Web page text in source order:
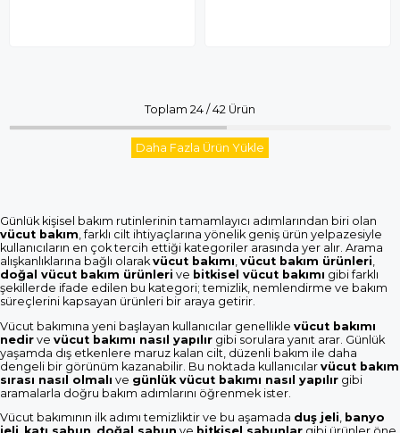
Toplam 24 / 42 Ürün
Daha Fazla Ürün Yükle
Günlük kişisel bakım rutinlerinin tamamlayıcı adımlarından biri olan
vücut bakım , farklı cilt ihtiyaçlarına yönelik geniş ürün yelpazesiyle
kullanıcıların en çok tercih ettiği kategoriler arasında yer alır. Arama
alışkanlıklarına bağlı olarak vücut bakımı vücut bakım ürünleri
doğal vücut bakım ürünleri ve bitkisel vücut bakımı gibi farklı
şekillerde ifade edilen bu kategori; temizlik, nemlendirme ve bakım
süreçlerini kapsayan ürünleri bir araya getirir.
Vücut bakımına yeni başlayan kullanıcılar genellikle vücut bakımı
nedir ve vücut bakımı nasıl yapılır gibi sorulara yanıt arar. Günlük
yaşamda dış etkenlere maruz kalan cilt, düzenli bakım ile daha
dengeli bir görünüm kazanabilir. Bu noktada kullanıcılar vücut bakım
sırası nasıl olmalı ve günlük vücut bakımı nasıl yapılır gibi
aramalarla doğru bakım adımlarını öğrenmek ister.
Vücut bakımının ilk adımı temizliktir ve bu aşamada duş jeli, banyo